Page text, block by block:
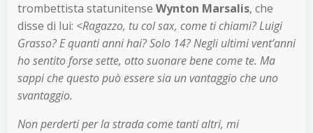
trombettista statunitense Wynton Marsalis, che
disse di lui: <Ragazzo, tu col sax, come ti chiami? Luigi
Grasso? E quanti anni hai? Solo 14? Negli ultimi vent’anni
ho sentito forse sette, otto suonare bene come te. Ma
sappi che questo può essere sia un vantaggio che uno
svantaggio.
Non perderti per la strada come tanti altri, mi